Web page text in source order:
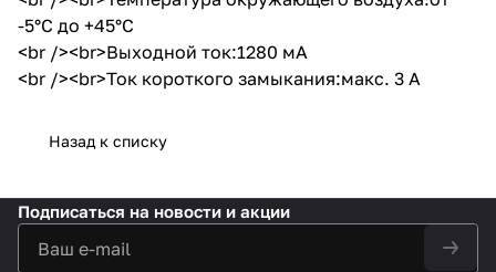
-5°C до +45°C
<br /><br>Выходной ток:1280 мА
<br /><br>Ток короткого замыкания:макс. 3 A
Назад к списку
Подписаться на новости и акции